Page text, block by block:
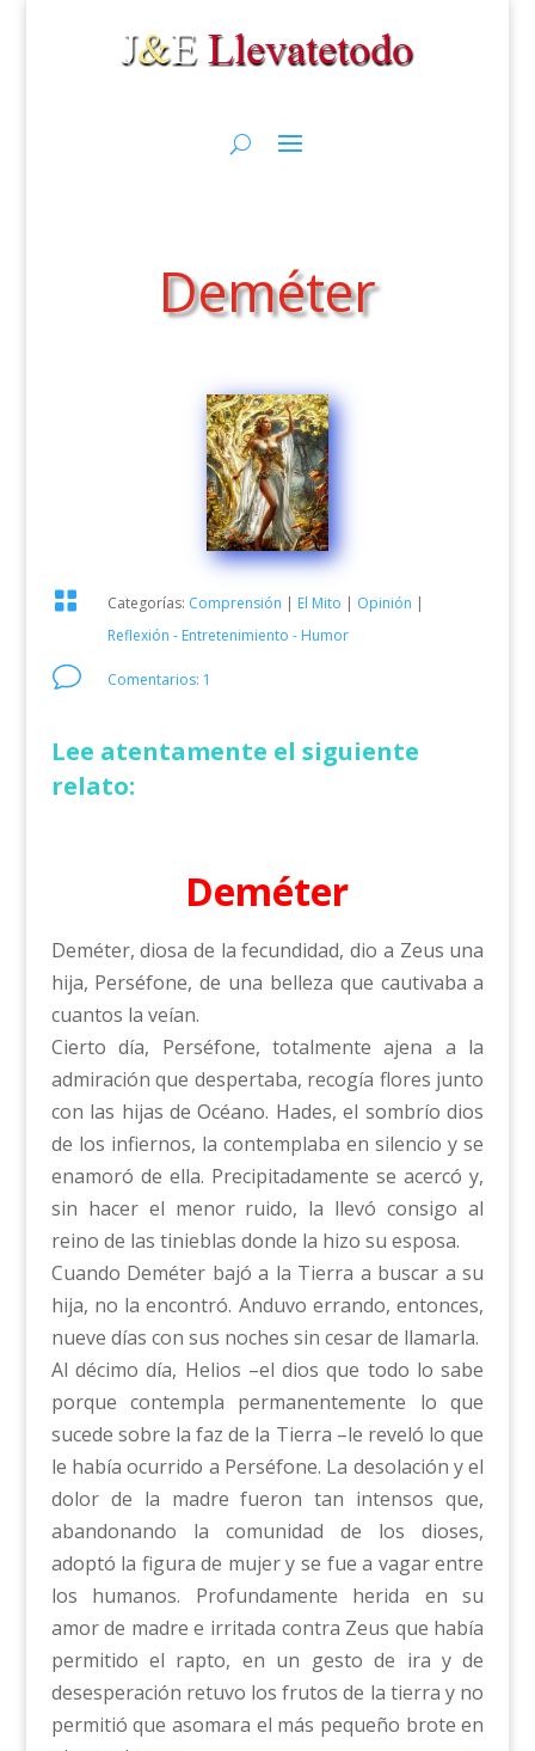
Deméter
 Categorías: Comprensión | El Mito | Opinión |
Reflexión - Entretenimiento - Humor
v Comentarios: 1
Lee atentamente el siguiente
relato:
Deméter
Deméter, diosa de la fecundidad, dio a Zeus una
hija, Perséfone, de una belleza que cautivaba a
cuantos la veían.
Cierto día, Perséfone, totalmente ajena a la
admiración que despertaba, recogía flores junto
con las hijas de Océano. Hades, el sombrío dios
de los infiernos, la contemplaba en silencio y se
enamoró de ella. Precipitadamente se acercó y,
sin hacer el menor ruido, la llevó consigo al
reino de las tinieblas donde la hizo su esposa.
Cuando Deméter bajó a la Tierra a buscar a su
hija, no la encontró. Anduvo errando, entonces,
nueve días con sus noches sin cesar de llamarla.
Al décimo día, Helios –el dios que todo lo sabe
porque contempla permanentemente lo que
sucede sobre la faz de la Tierra –le reveló lo que
le había ocurrido a Perséfone. La desolación y el
dolor de la madre fueron tan intensos que,
abandonando la comunidad de los dioses,
adoptó la figura de mujer y se fue a vagar entre
los humanos. Profundamente herida en su
amor de madre e irritada contra Zeus que había
permitido el rapto, en un gesto de ira y de
desesperación retuvo los frutos de la tierra y no
permitió que asomara el más pequeño brote en